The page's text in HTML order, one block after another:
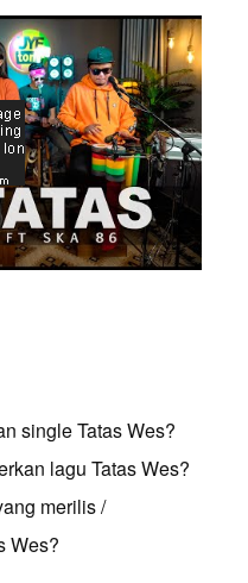
single Tatas Wes?
lagu Tatas Wes?
merilis /
Wes?